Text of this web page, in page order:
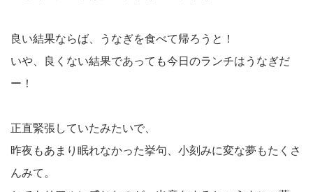
良い結果ならば、うなぎを食べて帰ろうと！
いや、良くない結果であっても今日のランチはうなぎだ
ー！
正直緊張していたみたいで、
昨夜もあまり眠れなかった挙句、小刻みに変な夢もたくさ
んみて。